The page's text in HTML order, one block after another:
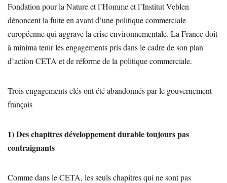
Fondation pour la Nature et l’Homme et l’Institut Veblen
dénoncent la fuite en avant d’une politique commerciale
européenne qui aggrave la crise environnementale. La France doit
à minima tenir les engagements pris dans le cadre de son plan
d’action CETA et de réforme de la politique commerciale.
Trois engagements clés ont été abandonnés par le gouvernement
français
1) Des chapitres développement durable toujours pas
contraignants
Comme dans le CETA, les seuls chapitres qui ne sont pas